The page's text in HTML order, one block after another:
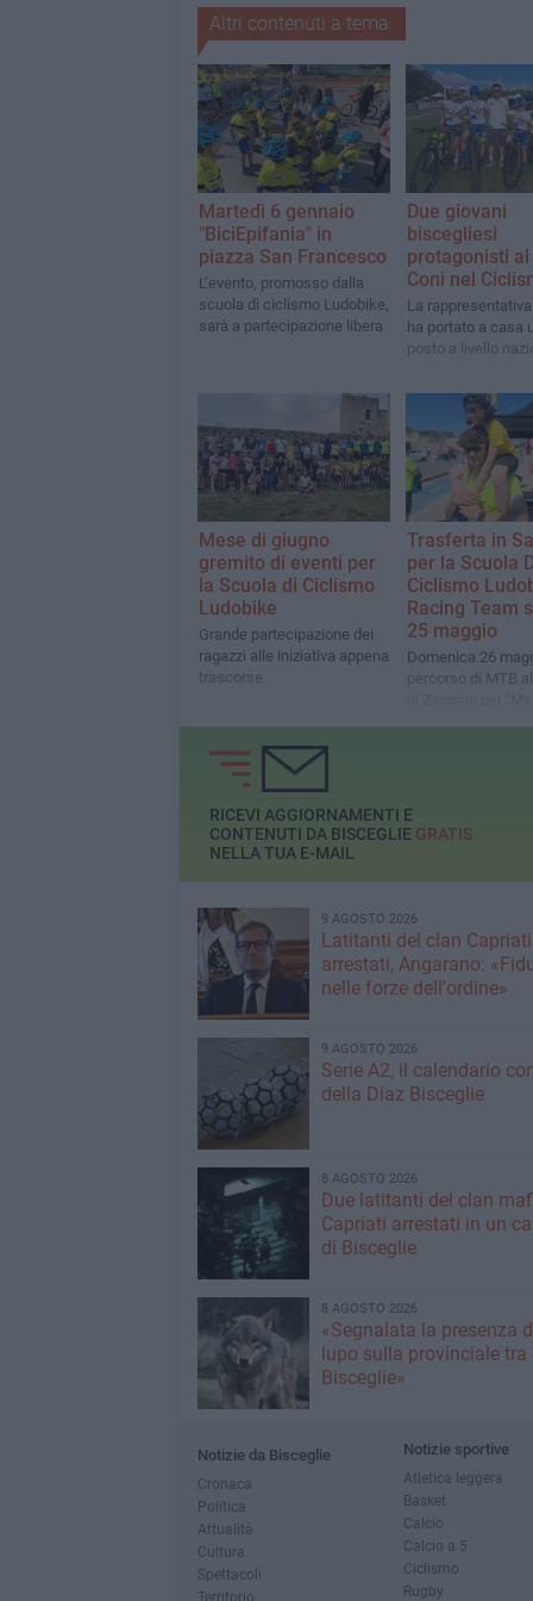
Altri contenuti a tema
Martedì 6 gennaio
"BiciEpifania" in
piazza San Francesco
L’evento, promosso dalla
scuola di ciclismo Ludobike,
sarà a partecipazione libera
Due giovani
biscegliesi
protagonisti
Coni nel
La
ha portato a casa
posto a livello
Mese di giugno
gremito di eventi per
la Scuola di Ciclismo
Ludobike
Grande partecipazione dei
ragazzi alle iniziativa appena
trascorse
Trasferta in
per la Scuola
Ciclismo
Racing Team
25 maggio
Domenica 26
percorso di MTB
di Zappino per
RICEVI AGGIORNAMENTI E
CONTENUTI DA BISCEGLIE GRATIS
NELLA TUA E-MAIL
9 AGOSTO 2026
Latitanti del clan Capriati
arrestati, Angarano:
nelle forze dell'ordine»
9 AGOSTO 2026
Serie A2, il calendario
della Diaz Bisceglie
8 AGOSTO 2026
Due latitanti del clan
Capriati arrestati in un
di Bisceglie
8 AGOSTO 2026
«Segnalata la presenza
lupo sulla provinciale tra
Bisceglie»
Notizie da Bisceglie
Cronaca
Politica
Attualità
Cultura
Spettacoli
Territorio
Notizie sportive
Atletica leggera
Basket
Calcio
Calcio a 5
Ciclismo
Rugby